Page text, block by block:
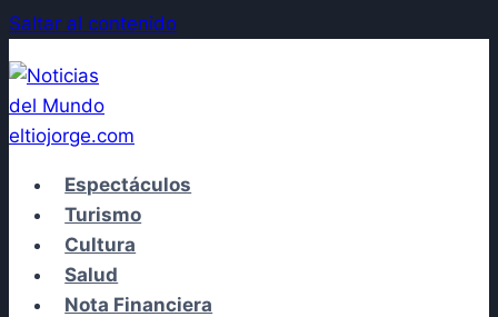
Saltar al contenido
Espectáculos
Turismo
Cultura
Salud
Nota Financiera